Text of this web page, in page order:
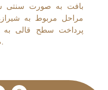
بافت به صورت سنتی
مراحل مربوط به
پرداخت سطح قالی به
صورت دستی انجام می شود.